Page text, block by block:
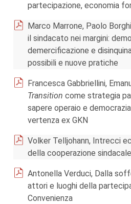
partecipazione, economia
Marco Marrone, Paolo
il sindacato nei margini:
demercificazione e
possibili e nuove pratiche
Francesca Gabbriellini,
Transition come strategia
sapere operaio e
vertenza ex GKN
Volker Telljohann, Intrecci
della cooperazione sindacale
Antonella Verduci, Dalla
attori e luoghi della
Convenienza